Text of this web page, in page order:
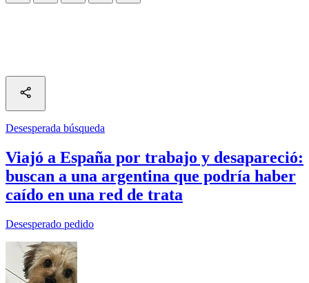
Desesperada búsqueda
Viajó a España por trabajo y desapareció:
buscan a una argentina que podría haber
caído en una red de trata
Desesperado pedido